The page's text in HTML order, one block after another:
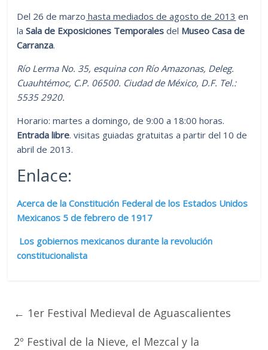
Del 26 de marzo hasta mediados de agosto de 2013 en
laSala de Exposiciones Temporales del Museo Casa de
Carranza.
Río Lerma No. 35, esquina con Río Amazonas, Deleg.
Cuauhtémoc, C.P. 06500. Ciudad de México, D.F. Tel.:
5535 2920.
Horario: martes a domingo, de 9:00 a 18:00 horas.
Entrada libre. visitas guiadas gratuitas a partir del 10 de
abril de 2013.
Enlace:
Acerca de la Constitución Federal de los Estados Unidos
Mexicanos 5 de febrero de 1917
Los gobiernos mexicanos durante la revolución
constitucionalista
← 1er Festival Medieval de Aguascalientes
2º Festival de la Nieve, el Mezcal y la